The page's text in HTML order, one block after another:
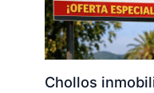
Chollos